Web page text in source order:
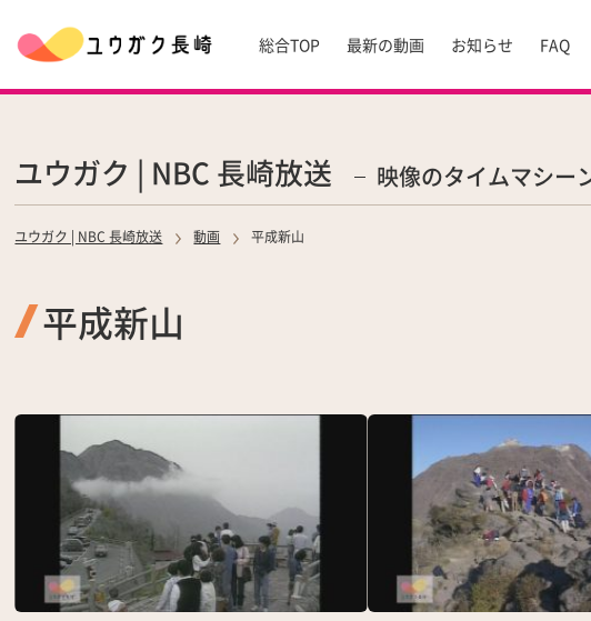
総合TOP 最新の動画 お知らせ FAQ
ユウガク | NBC 長崎放送 映像のタイムマシー
ユウガク | NBC 長崎放送 動画 平成新山
平成新山